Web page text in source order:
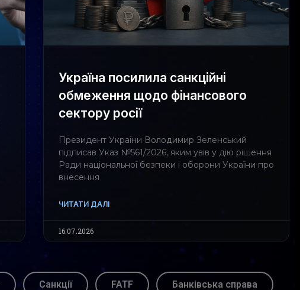
Україна посилила санкційні
обмеження щодо фінансового
сектору росії
Президент України Володимир Зеленський
підписав Указ №561/2026, яким увів у дію рішення
Ради національної безпеки і оборони України про
внесення
ЧИТАТИ ДАЛІ
16.07.2026
Санкції FATF Банківська справа